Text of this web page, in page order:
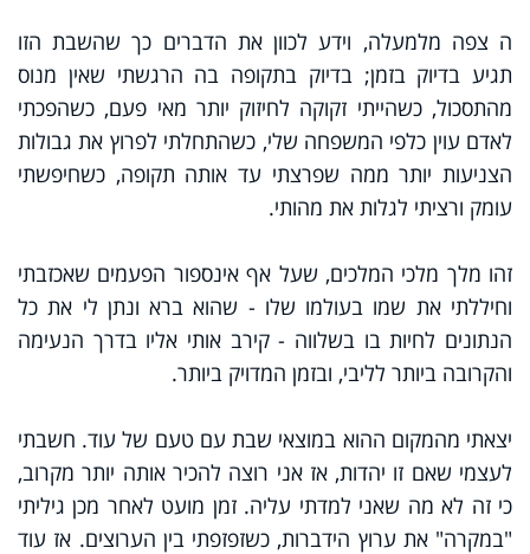
ה צפה מלמעלה, וידע לכוון את הדברים כך שהשבת הזו
תגיע בדיוק בזמן; בדיוק בתקופה בה הרגשתי שאין מנוס
מהתסכול, כשהייתי זקוקה לחיזוק יותר מאי פעם, כשהפכתי
לאדם עוין כלפי המשפחה שלי, כשהתחלתי לפרוץ את גבולות
הצניעות יותר ממה שפרצתי עד אותה תקופה, כשחיפשתי
עומק ורציתי לגלות את מהותי.
זהו מלך מלכי המלכים, שעל אף אינספור הפעמים שאכזבתי
וחיללתי את שמו בעולמו שלו - שהוא ברא ונתן לי את כל
הנתונים לחיות בו בשלווה - קירב אותי אליו בדרך הנעימה
והקרובה ביותר לליבי, ובזמן המדויק ביותר.
יצאתי מהמקום ההוא במוצאי שבת עם טעם של עוד. חשבתי
לעצמי שאם זו יהדות, אז אני רוצה להכיר אותה יותר מקרוב,
כי זה לא מה שאני למדתי עליה. זמן מועט לאחר מכן גיליתי
"במקרה" את ערוץ הידברות, כשזפזפתי בין הערוצים. אז עוד